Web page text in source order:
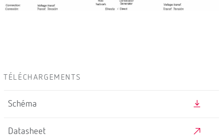
TÉLÉCHARGEMENTS
Schéma
Datasheet